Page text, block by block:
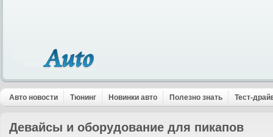
Авто новости Тюнинг Новинки авто Полезно знать Тест-
Девайсы и оборудование для пикапов